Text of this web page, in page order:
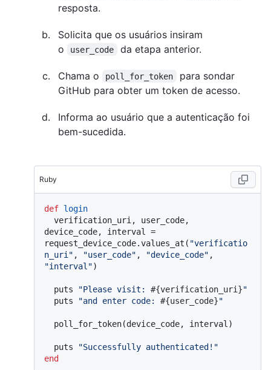
resposta.
Solicita que os usuários insiram
o
user_code da etapa anterior.
Chama o poll_for_token
para sondar
GitHub para obter um token de acesso.
Informa ao usuário que a autenticação foi
bem-sucedida.
Ruby
def login
device_code, interval =
request_device_code.values_at( "verificatio
n_uri" , "user_code" , "device_code"
"interval")
  puts
"Please visit: #{verification_uri}"
  puts
"and enter code: #{user_code}"
  puts
"Successfully authenticated!"
end